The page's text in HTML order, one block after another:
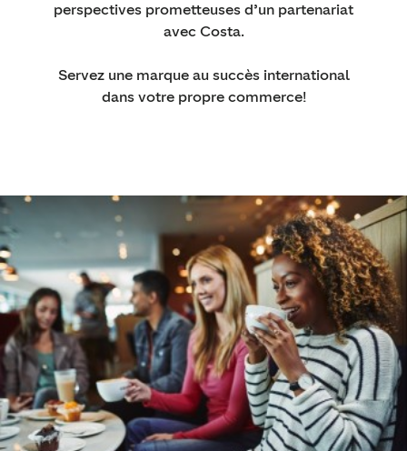
perspectives prometteuses d’un partenariat
avec Costa.
Servez une marque au succès international
dans votre propre commerce!